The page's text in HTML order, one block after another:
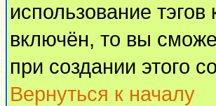
использование
включён, то вы
при создании этого
Вернуться к началу